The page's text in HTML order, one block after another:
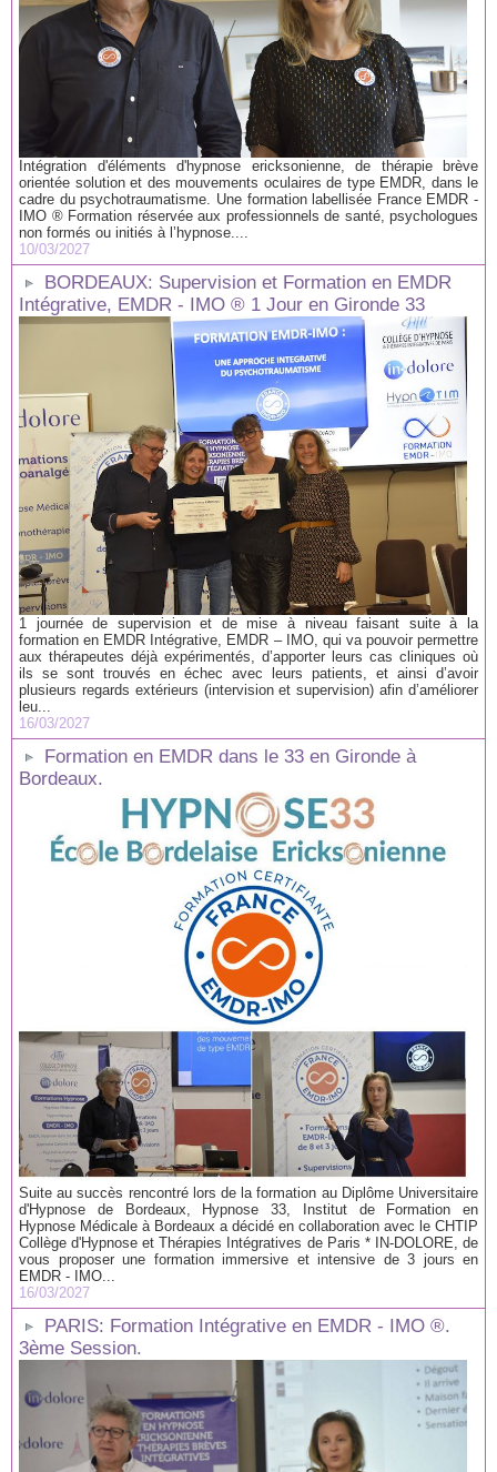
Intégration d'éléments d'hypnose ericksonienne, de thérapie brève
orientée solution et des mouvements oculaires de type EMDR, dans le
cadre du psychotraumatisme. Une formation labellisée France EMDR -
IMO ® Formation réservée aux professionnels de santé, psychologues
non formés ou initiés à l’hypnose....
10/03/2027
BORDEAUX: Supervision et Formation en EMDR
Intégrative, EMDR - IMO ® 1 Jour en Gironde 33
1 journée de supervision et de mise à niveau faisant suite à la
formation en EMDR Intégrative, EMDR – IMO, qui va pouvoir permettre
aux thérapeutes déjà expérimentés, d’apporter leurs cas cliniques où
ils se sont trouvés en échec avec leurs patients, et ainsi d’avoir
plusieurs regards extérieurs (intervision et supervision) afin d’améliorer
leu...
16/03/2027
Formation en EMDR dans le 33 en Gironde à
Bordeaux.
Suite au succès rencontré lors de la formation au Diplôme Universitaire
d'Hypnose de Bordeaux, Hypnose 33, Institut de Formation en
Hypnose Médicale à Bordeaux a décidé en collaboration avec le CHTIP
Collège d'Hypnose et Thérapies Intégratives de Paris * IN-DOLORE, de
vous proposer une formation immersive et intensive de 3 jours en
EMDR - IMO...
16/03/2027
PARIS: Formation Intégrative en EMDR - IMO ®.
3ème Session.